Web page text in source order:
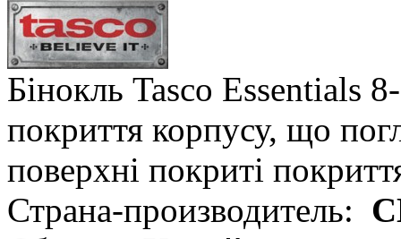
Бінокль Tasco Essentials
покриття корпусу, що
поверхні покриті
Страна-производитель: